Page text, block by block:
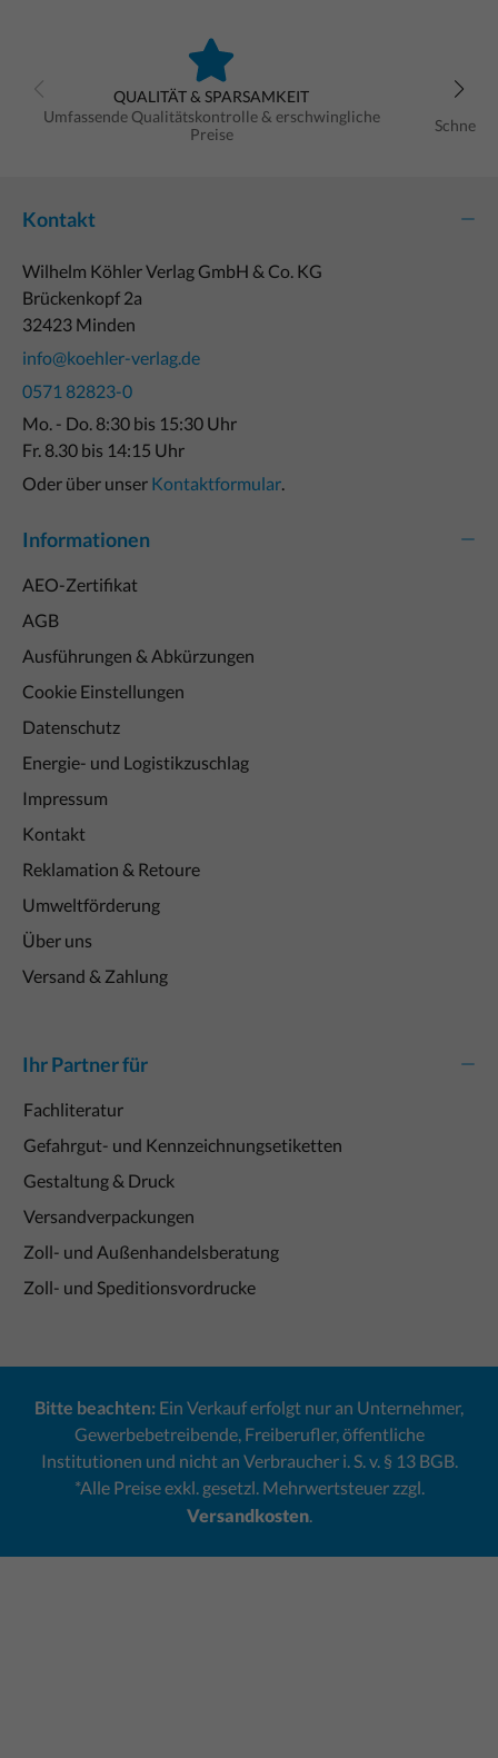
QUALITÄT & SPARSAMKEIT
Umfassende Qualitätskontrolle & erschwingliche
Preise
Schnelle
Kontakt
Wilhelm Köhler Verlag GmbH & Co. KG
Brückenkopf 2a
32423 Minden
info@koehler-verlag.de
0571 82823-0
Mo. - Do. 8:30 bis 15:30 Uhr
Fr. 8.30 bis 14:15 Uhr
Oder über unser Kontaktformular
Informationen
AEO-Zertifikat
AGB
Ausführungen & Abkürzungen
Cookie Einstellungen
Datenschutz
Energie- und Logistikzuschlag
Impressum
Kontakt
Reklamation & Retoure
Umweltförderung
Über uns
Versand & Zahlung
Ihr Partner für
Fachliteratur
Gefahrgut- und Kennzeichnungsetiketten
Gestaltung & Druck
Versandverpackungen
Zoll- und Außenhandelsberatung
Zoll- und Speditionsvordrucke
Bitte beachten: Ein Verkauf erfolgt nur an Unternehmer,
Gewerbebetreibende, Freiberufler, öffentliche
Institutionen und nicht an Verbraucher i. S. v. § 13 BGB.
*Alle Preise exkl. gesetzl. Mehrwertsteuer zzgl.
Versandkosten.